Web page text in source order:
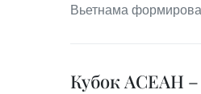
Вьетнама
Кубок АСЕАН –